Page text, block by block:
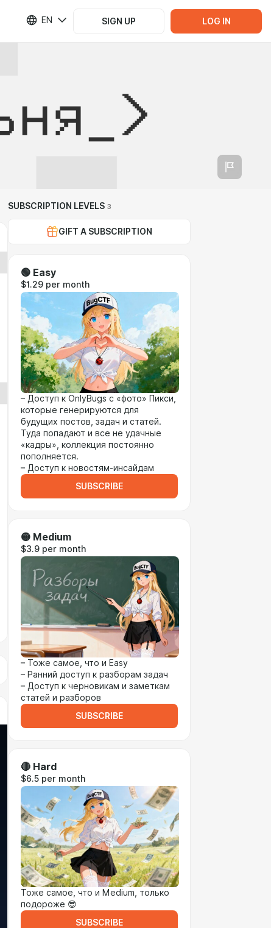
EN SIGN UP LOG IN
SUBSCRIPTION LEVELS 3
GIFT A SUBSCRIPTION
🟢 Easy
$1.29 per month
– Доступ к OnlyBugs с «фото» Пикси,
которые генерируются для
будущих постов, задач и статей.
Туда попадают и все не удачные
«кадры», коллекция постоянно
пополняется.
– Доступ к новостям-инсайдам
SUBSCRIBE
🟡 Medium
$3.9 per month
– Тоже самое, что и Easy
– Ранний доступ к разборам задач
– Доступ к черновикам и заметкам
статей и разборов
SUBSCRIBE
🔴 Hard
$6.5 per month
Тоже самое, что и Medium, только
подороже 😎
SUBSCRIBE